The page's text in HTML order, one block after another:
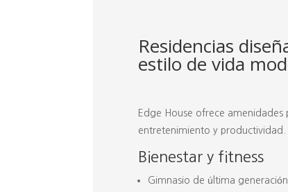
Residencias
estilo de vida
Edge House ofrece amenidades
entretenimiento y productividad.
Bienestar y fitness
Gimnasio de última generación